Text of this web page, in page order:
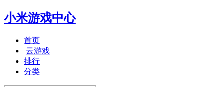
小米游戏中心
首页
云游戏
排行
分类